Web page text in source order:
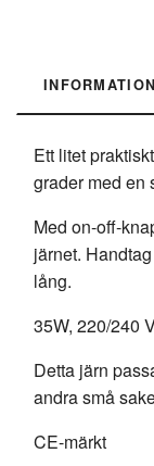
INFORMATION
Ett litet
grader med en
Med on-off-
järnet.
lång.
35W, 220/240
Detta järn
andra små
CE-märkt